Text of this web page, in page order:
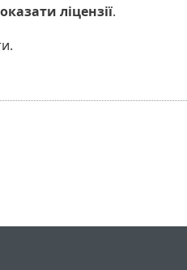
ліцензії.